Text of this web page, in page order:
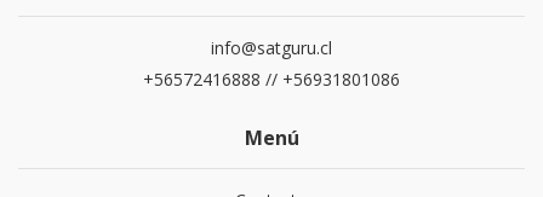
info@satguru.cl
+56572416888 // +56931801086
Menú